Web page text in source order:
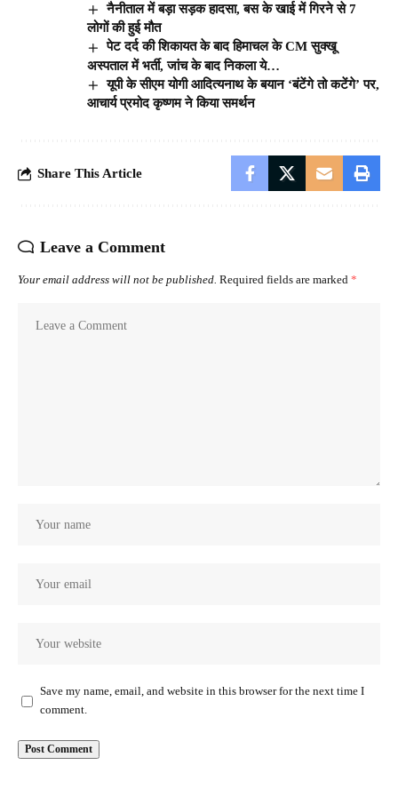
नैनीताल में बड़ा सड़क हादसा, बस के खाई में गिरने से 7
लोगों की हुई मौत
पेट दर्द की शिकायत के बाद हिमाचल के CM सुक्खू
अस्पताल में भर्ती, जांच के बाद निकला ये…
यूपी के सीएम योगी आदित्यनाथ के बयान ‘बंटेंगे तो कटेंगे’ पर,
आचार्य प्रमोद कृष्णम ने किया समर्थन
Share This Article
Leave a Comment
Your email address will not be published. Required fields are marked *
Save my name, email, and website in this browser for the next time I
comment.